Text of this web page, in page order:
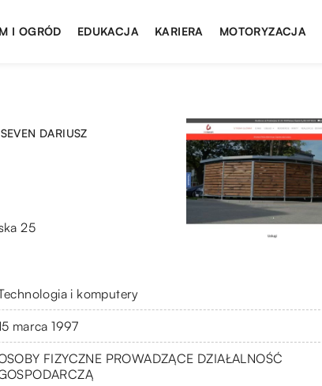
I OGRÓD EDUKACJA KARIERA MOTORYZACJA
DARIUSZ
25
i komputery
marca 1997
FIZYCZNE PROWADZĄCE DZIAŁALNOŚĆ